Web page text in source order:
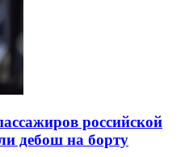
российской
дебош на борту